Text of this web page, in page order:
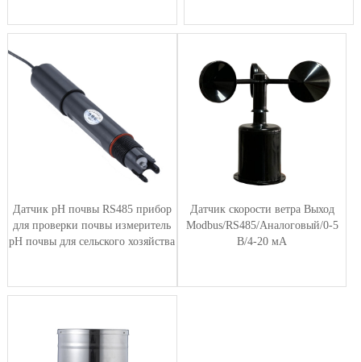
Датчик pH почвы RS485 прибор
для проверки почвы измеритель
pH почвы для сельского хозяйства
Датчик скорости ветра Выход
Modbus/RS485/Аналоговый/0-5
В/4-20 мА